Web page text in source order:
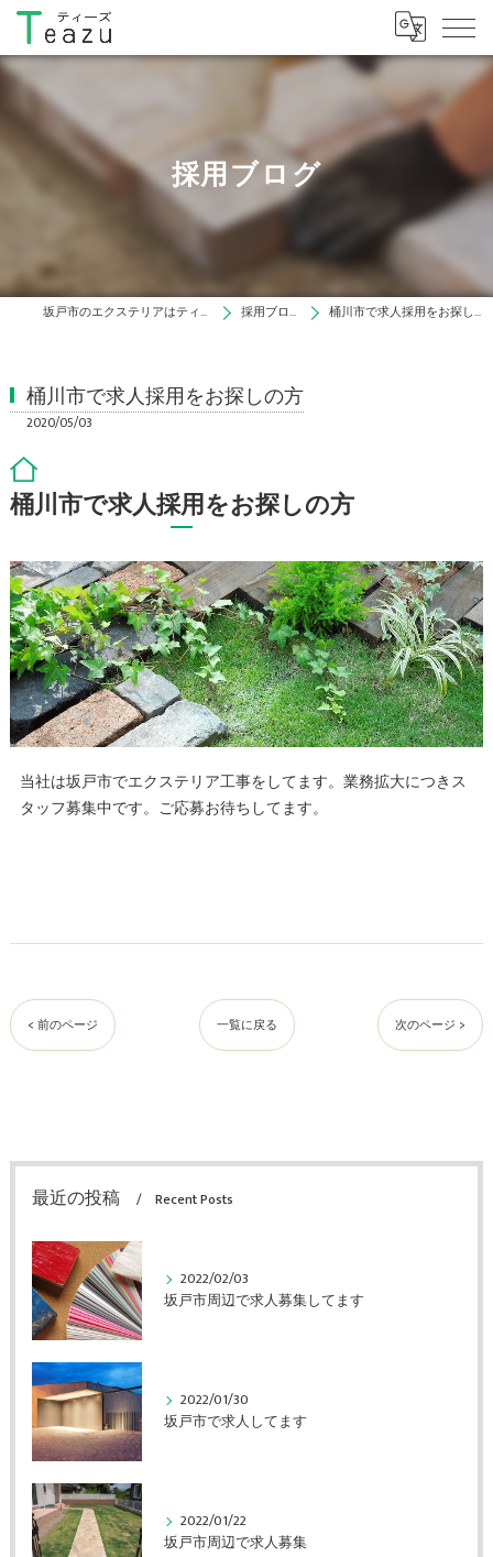
採用ブログ
坂戸市のエクステリアはティーズ 採用ブログ 桶川市で求人採用をお探しの方
桶川市で求人採用をお探しの方
2020/05/03
桶川市で求人採用をお探しの方
当社は坂戸市でエクステリア工事をしてます。業務拡大につきス
タッフ募集中です。ご応募お待ちしてます。
< 前のページ 一覧に戻る 次のページ >
最近の投稿 Recent Posts
2022/02/03
坂戸市周辺で求人募集してます
2022/01/30
坂戸市で求人してます
2022/01/22
坂戸市周辺で求人募集